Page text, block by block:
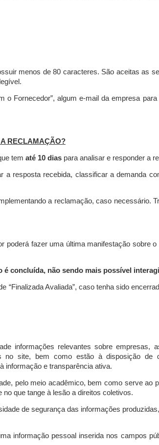
menos de 80 caracteres. São aceitas as
Fornecedor”, algum e-mail da empresa
RECLAMAÇÃO?
tem até 10 dias para analisar e responder a
a resposta recebida, classificar a demanda
a reclamação, caso necessário.
poderá fazer uma última manifestação sobre
concluída, não sendo mais possível
“Finalizada Avaliada”, caso tenha sido
informações relevantes sobre empresas,
no site, bem como estão à disposição de
informação e transparência ativa.
pelo meio acadêmico, bem como serve ao
que tange à lesão a direitos coletivos.
de segurança das informações
informação pessoal inserida nos campos